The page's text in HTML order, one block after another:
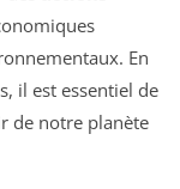
En
il est essentiel de
de notre planète